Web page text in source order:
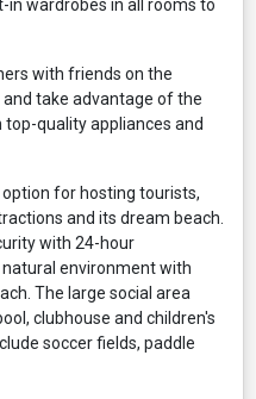
in wardrobes in all rooms to
with friends on the
take advantage of the
quality appliances and
for hosting tourists,
and its dream beach.
with 24-hour
natural environment with
The large social area
clubhouse and children's
soccer fields, paddle